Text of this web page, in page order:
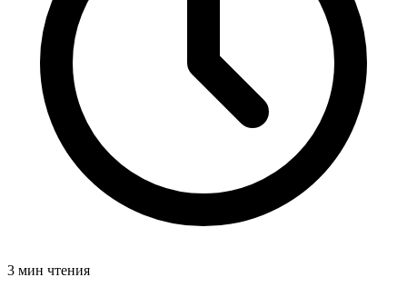
3 мин чтения